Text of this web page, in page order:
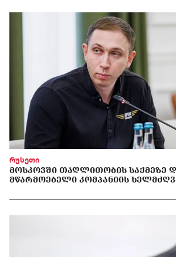
რუსეთი
ᲛᲝᲡᲙᲝᲕᲨᲘ ᲗᲐᲦᲚᲘᲗᲝᲑᲘᲡ ᲡᲐᲥᲛᲔᲖᲔ
ᲛᲬᲐᲠᲛᲝᲔᲑᲔᲚᲘ ᲙᲝᲛᲞᲐᲜᲘᲘᲡ